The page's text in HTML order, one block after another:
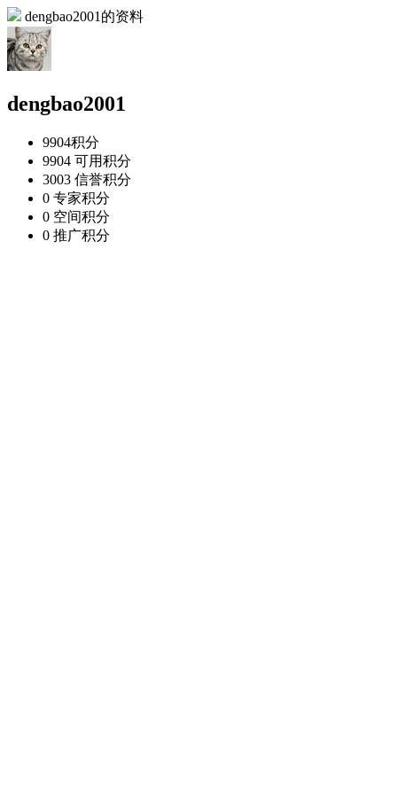
dengbao2001的资料
dengbao2001
9904积分
9904 可用积分
3003 信誉积分
0 专家积分
0 空间积分
0 推广积分